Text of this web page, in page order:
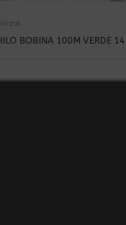
BOBINA 100M VERDE 14